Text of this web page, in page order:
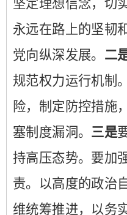
坚定理想信念，切
永远在路上的坚韧
党向纵深发展。 二
规范权力运行机制
险，制定防控措施
塞制度漏洞。 三是
持高压态势。要加
责。以高度的政治
维统筹推进，以务